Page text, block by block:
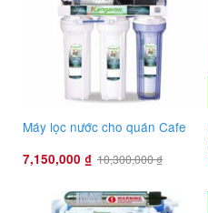
Máy lọc nước cho quán Cafe
7,150,000 ₫ 10,300,000₫